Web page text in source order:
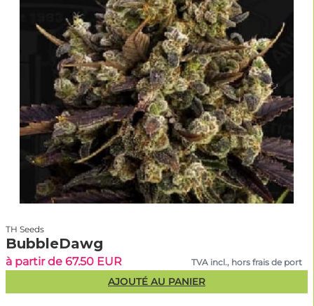
TH Seeds
BubbleDawg
à partir de 67.50 EUR TVA incl., hors frais de port
AJOUTÉ AU PANIER